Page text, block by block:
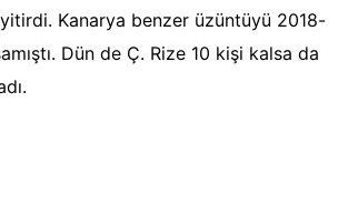
Kanarya benzer üzüntüyü 2018-
Dün de Ç. Rize 10 kişi kalsa da